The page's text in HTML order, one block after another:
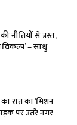
नीतियों से त्रस्त,
– साधु
रात का ‘मिशन
पर उतरे नगर